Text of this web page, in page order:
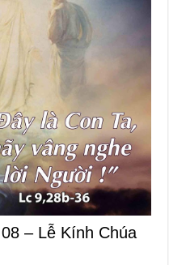
– Lễ Kính Chúa